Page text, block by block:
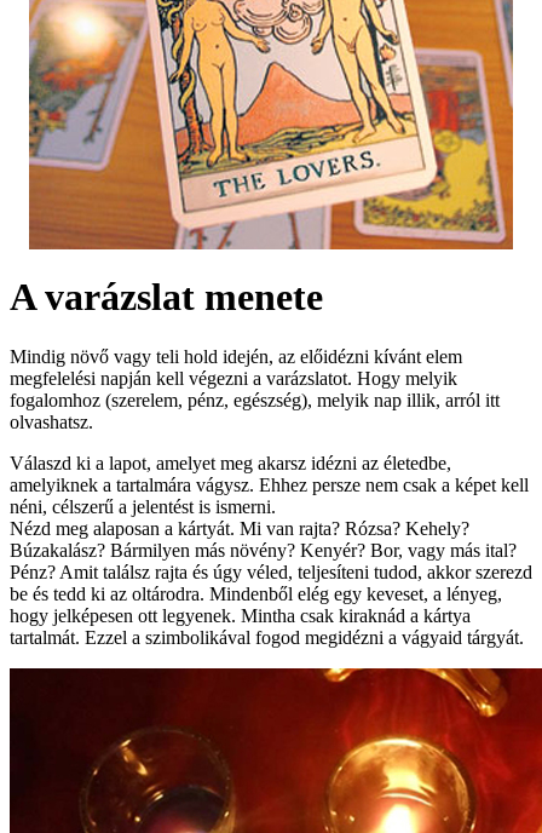
A varázslat menete
Mindig növő vagy teli hold idején, az előidézni kívánt elem
megfelelési napján kell végezni a varázslatot. Hogy melyik
fogalomhoz (szerelem, pénz, egészség), melyik nap illik, arról itt
olvashatsz.
Válaszd ki a lapot, amelyet meg akarsz idézni az életedbe,
amelyiknek a tartalmára vágysz. Ehhez persze nem csak a képet kell
néni, célszerű a jelentést is ismerni.
Nézd meg alaposan a kártyát. Mi van rajta? Rózsa? Kehely?
Búzakalász? Bármilyen más növény? Kenyér? Bor, vagy más ital?
Pénz? Amit találsz rajta és úgy véled, teljesíteni tudod, akkor szerezd
be és tedd ki az oltárodra. Mindenből elég egy keveset, a lényeg,
hogy jelképesen ott legyenek. Mintha csak kiraknád a kártya
tartalmát. Ezzel a szimbolikával fogod megidézni a vágyaid tárgyát.